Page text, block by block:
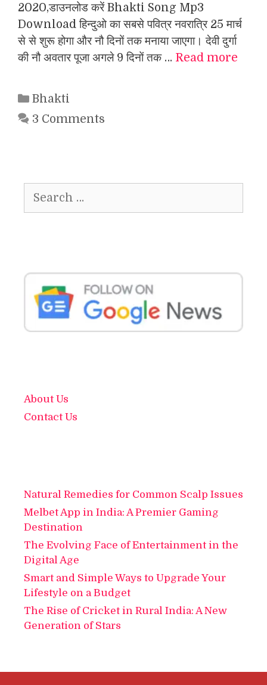
2020,डाउनलोड करें Bhakti Song Mp3
Download हिन्दुओ का सबसे पवित्र नवरात्रि 25 मार्च
से से शुरू होगा और नौ दिनों तक मनाया जाएगा। देवी दुर्गा
की नौ अवतार पूजा अगले 9 दिनों तक … Read more
Categories
Bhakti
3 Comments
for:
About Us
Contact Us
Natural Remedies for Common Scalp Issues
Melbet App in India: A Premier Gaming
Destination
The Evolving Face of Entertainment in the
Digital Age
Smart and Simple Ways to Upgrade Your
Lifestyle on a Budget
The Rise of Cricket in Rural India: A New
Generation of Stars